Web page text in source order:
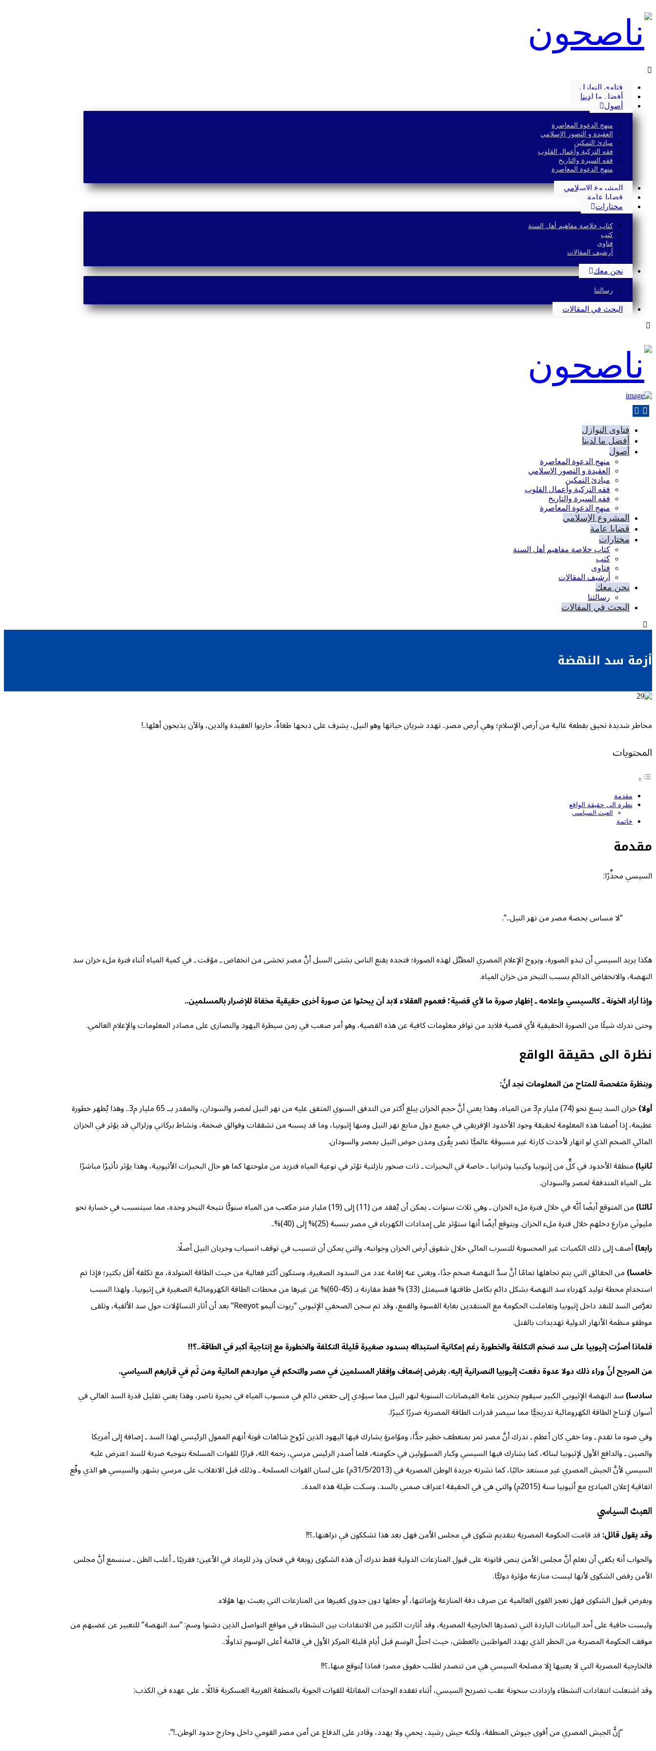
فتاوى النوازل
أفضل ما لدينا
أصول
منهج الدعوة المعاصرة
العقيدة و التصور الإسلامي
مبادئ التمكين
فقه التزكية وأعمال القلوب
فقه السيرة والتاريخ
منهج الدعوة المعاصرة
المشروع الإسلامي
قضايا عامة
مختارات
كتاب خلاصة مفاهيم أهل السنة
كتب
فتاوى
أرشيف المقالات
نحن معك
رسالتنا
البحث في المقالات
فتاوى النوازل
أفضل ما لدينا
أصول
منهج الدعوة المعاصرة
العقيدة و التصور الإسلامي
مبادئ التمكين
فقه التزكية وأعمال القلوب
فقه السيرة والتاريخ
منهج الدعوة المعاصرة
المشروع الإسلامي
قضايا عامة
مختارات
كتاب خلاصة مفاهيم أهل السنة
كتب
فتاوى
أرشيف المقالات
نحن معك
رسالتنا
البحث في المقالات
أزمة سد النهضة
مخاطر شديدة تحيق بقطعة غالية من أرض الإسلام؛ وهي أرض مصر.. تهدد شريان حياتها وهو النيل، يشرف على ذبحها طغاةٌ، حاربوا العقيدة والدين، والآن يذبحون أهلها..!
المحتويات
مقدمة
نظرة الى حقيقة الواقع
العبث السياسي
خاتمة
مقدمة
السيسي محذِّرًا:
“لا مساس بحصة مصر من نهر النيل..”.
هكذا يريد السيسي أن تبدو الصورة، ويروج الإعلام المصري المطبِّل لهذه الصورة؛ فتجده يقنع الناس بشتى السبل أنَّ مصر تخشى من انخفاض ـ مؤقت ـ في كمية المياه أثناء فترة ملء خزان سد
النهضة، والانخفاض الدائم بسبب التبخر من خزان المياه.
وإذا أراد الخونة ـ كالسيسي وإعلامه ـ إظهار صورة ما لأي قضية؛ فعموم العقلاء لابد أن يبحثوا عن صورة أخرى حقيقية مخفاة للإضرار بالمسلمين..
وحتى ندرك شيئًا من الصورة الحقيقية لأي قضية فلابد من توافر معلومات كافية عن هذه القضية، وهو أمر صعب في زمن سيطرة اليهود والنصارى على مصادر المعلومات والإعلام العالمي.
نظرة الى حقيقة الواقع
وبنظرة متفحصة للمتاح من المعلومات نجد أنَّ:
أولا)
خزان السد يسع نحو (74) مليار م3 من المياه، وهذا يعني أنَّ حجم الخزان يبلغ أكثر من التدفق السنوي المتفق عليه من نهر النيل لمصر والسودان، والمقدر بــ 65 مليار م3.. وهذا يُظهر خطورة
عظيمة، إذا أضفنا هذه المعلومة لحقيقة وجود الأخدود الإفريقي في جميع دول منابع نهر النيل ومنها إثيوبيا، وما قد يسببه من تشققات وفوالق ضخمة، ونشاط بركاني وزلزالي قد يؤثر في الخزان
المائي الضخم الذي لو انهار لأحدث كارثة غير مسبوقة عالميًّا تضر بِقُرى ومدن حوض النيل بمصر والسودان.
ثانيا)منطقة الأخدود في كلٍّ من إثيوبيا وكينيا وتنزانيا ـ خاصة في البحيرات ـ ذات صخور بازلتية تؤثر في نوعية المياه فتزيد من ملوحتها كما هو حال البحيرات الأثيوبية، وهذا يؤثر تأثيرًا مباشرًا
على المياه المتدفقة لمصر والسودان.
ثالثا)
من المتوقع أيضًا أنَّه في خلال فترة ملء الخزان ـ وهي ثلاث سنوات ـ يمكن أن يُفقد من (11) إلى (19) مليار متر مكعب من المياه سنويًّا نتيجة التبخر وحده، مما سيتسبب في خسارة نحو
مليونَي مزارع دخلهم خلال فترة ملء الخزان. ويتوقع أيضًا أنها ستؤثر على إمدادات الكهرباء في مصر بنسبة (25)% إلى (40)%..
رابعا)أضف إلى ذلك الكميات غير المحسوبة للتسرب المائي خلال شقوق أرض الخزان وجوانبه، والتي يمكن أن تتسبب في توقف انسياب وجريان النيل أصلًا.
خامسا)من الحقائق التي يتم تجاهلها تمامًا أنَّ سدَّ النهضة ضخم جدًا، ويغني عنه إقامة عدد من السدود الصغيرة، وستكون أكثر فعالية من حيث الطاقة المتولدة، مع تكلفة أقل بكثير؛ فإذا تم
استخدام محطة توليد كهرباء سد النهضة بشكل دائم بكامل طاقتها فسيمثل (33) % فقط مقارنة بـ (45-60)% عن غيرها من محطات الطاقة الكهرومائية الصغيرة في إثيوبيا.. ولهذا السبب
تعرَّض السد للنقد داخل إثيوبيا وتعاملت الحكومة مع المنتقدين بغاية القسوة والقمع، وقد تم سجن الصحفي الإثيوبي “ريوت أليمو Reeyot” بعد أن أثار التساؤلات حول سد الألفية، وتلقى
موظفو منظمة الأنهار الدولية تهديدات بالقتل.
فلماذا أصرَّت إثيوبيا على سد ضخم التكلفة والخطورة رغم إمكانية استبداله بسدود صغيرة قليلة التكلفة والخطورة مع إنتاجية أكبر في الطاقة..؟!!
من المرجح أنَّ وراء ذلك دولا عدوة دفعت إثيوبيا النصرانية إليه، بغرض إضعاف وإفقار المسلمين في مصر والتحكم في مواردهم المائية ومن ثَم في قرارهم السياسي.
سادسا)سد النهضة الإثيوبي الكبير سيقوم بتخزين عامة الفيضانات السنوية لنهر النيل مما سيؤدي إلى خفض دائم في منسوب المياه في بحيرة ناصر، وهذا يعني تقليل قدرة السد العالي في
أسوان لإنتاج الطاقة الكهرومائية تدريجيًّا مما سيضر قدرات الطاقة المصرية ضررًا كبيرًا.
وفي ضوء ما تقدم ـ وما خفي كان أعظم ـ ندرك أنَّ مصر تمر بمنعطف خطير جدًّا، ومؤامرةٍ يشارك فيها اليهود الذين تَرُوج شائعات قوية أنهم الممول الرئيسي لهذا السد ـ إضافة إلى أمريكا
والصين ـ والدافع الأول لإثيوبيا لبنائه، كما يشارك فيها السيسي وكبار المسؤولين في حكومته، فلما أصدر الرئيس مرسي، رحمه الله، قرارًا للقوات المسلحة بتوجيه ضربة للسد اعترض عليه
السيسي لأنَّ الجيش المصري غير مستعد حاليًا، كما نشرته جريدة الوطن المصرية في (31/5/2013م) على لسان القوات المسلحة ـ وذلك قبل الانقلاب على مرسي بشهر. والسيسي هو الذي وقّع
اتفاقية إعلان المبادئ مع أثيوبيا سنة (2015م) والتي هي في الحقيقة اعتراف ضمني بالسد، وسكت طيلة هذه المدة..
العبث السياسي
وقد يقول قائل:قد قامت الحكومة المصرية بتقديم شكوى في مجلس الأمن فهل بعد هذا تشككون في نزاهتها..؟!!
والجواب أنه يكفي أن نعلم أنَّ مجلس الأمن ينص قانونه على قبول المنازعات الدولية فقط ندرك أن هذه الشكوى زوبعة في فنجان وذر للرماد في الأعين؛ فقريبًا ـ أغلب الظن ـ سنسمع أنَّ مجلس
الأمن رفض الشكوى لأنها ليست منازعة مؤثرة دوليًّا.
وبفرض قبول الشكوى فهل تعجز القوى العالمية عن صرف دفة المنازعة وإماتتها، أو جعلها دون جدوى كغيرها من المنازعات التي يعبث بها هؤلاء.
وليست خافية على أحد البيانات الباردة التي تصدرها الخارجية المصرية، وقد أثارت الكثير من الانتقادات بين النشطاء في مواقع التواصل الذين دشنوا وسم: “سد النهضة” للتعبير عن غضبهم من
موقف الحكومة المصرية من الخطر الذي يهدد المواطنين بالعطش، حيث احتلَّ الوسم قبل أيام قليلة المركز الأول في قائمة أعلى الوسوم تداولًا..
فالخارجية المصرية التي لا يعنيها إلا مصلحة السيسي هي من تتصدر لطلب حقوق مصر؛ فماذا يُتوقع منها..؟!!
وقد اشتعلت انتقادات النشطاء وازدادت سخونة عقب تصريح السيسي، أثناء تفقده الوحدات المقاتلة للقوات الجوية بالمنطقة الغربية العسكرية قائلًا ـ على عهده في الكذب:
“إنًّ الجيش المصري من أقوى جيوش المنطقة، ولكنه جيش رشيد، يحمي ولا يهدد، وقادر على الدفاع عن أمن مصر القومي داخل وخارج حدود الوطن..!”.